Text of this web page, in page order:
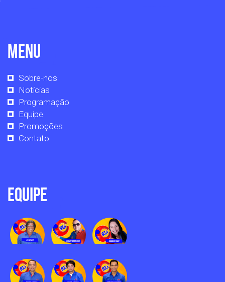
Menu
Sobre-nos
Notícias
Programação
Equipe
Promoções
Contato
Equipe